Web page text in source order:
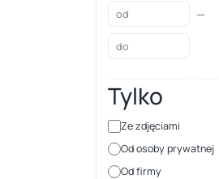
—
Tylko
Ze zdjęciami
Od osoby prywatnej
Od firmy